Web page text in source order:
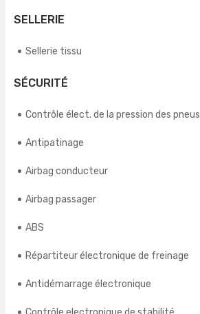
SELLERIE
Sellerie tissu
SÉCURITÉ
Contrôle élect. de la pression des pneus
Antipatinage
Airbag conducteur
Airbag passager
ABS
Répartiteur électronique de freinage
Antidémarrage électronique